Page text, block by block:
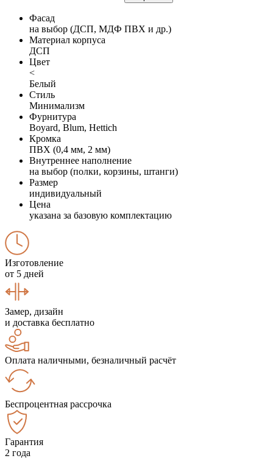
Фасад
на выбор (ДСП, МДФ ПВХ и др.)
Материал корпуса
ДСП
Цвет
<
Белый
Стиль
Минимализм
Фурнитура
Boyard, Blum, Hettich
Кромка
ПВХ (0,4 мм, 2 мм)
Внутреннее наполнение
на выбор (полки, корзины, штанги)
Размер
индивидуальный
Цена
указана за базовую комплектацию
Изготовление
от 5 дней
Замер, дизайн
и доставка бесплатно
Оплата наличными, безналичный расчёт
Беспроцентная рассрочка
Гарантия
2 года